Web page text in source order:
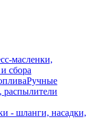
масленки,
сбора
Ручные
распылители
- шланги, насадки,